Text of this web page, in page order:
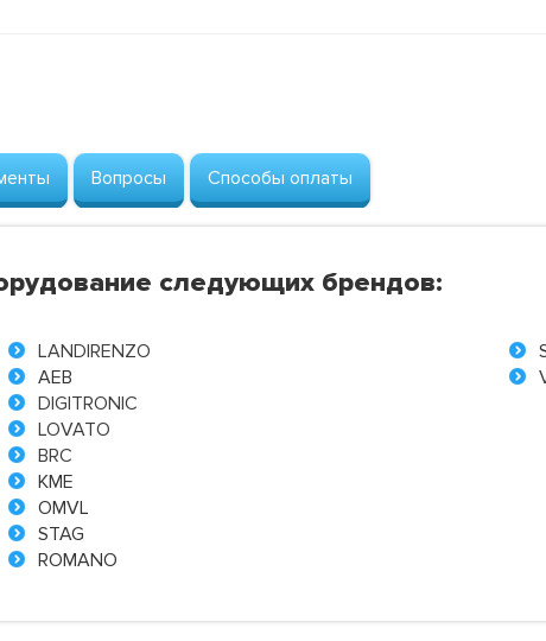
Вопросы Способы оплаты
следующих брендов:
LANDIRENZO
AEB
DIGITRONIC
LOVATO
BRC
KME
OMVL
STAG
ROMANO